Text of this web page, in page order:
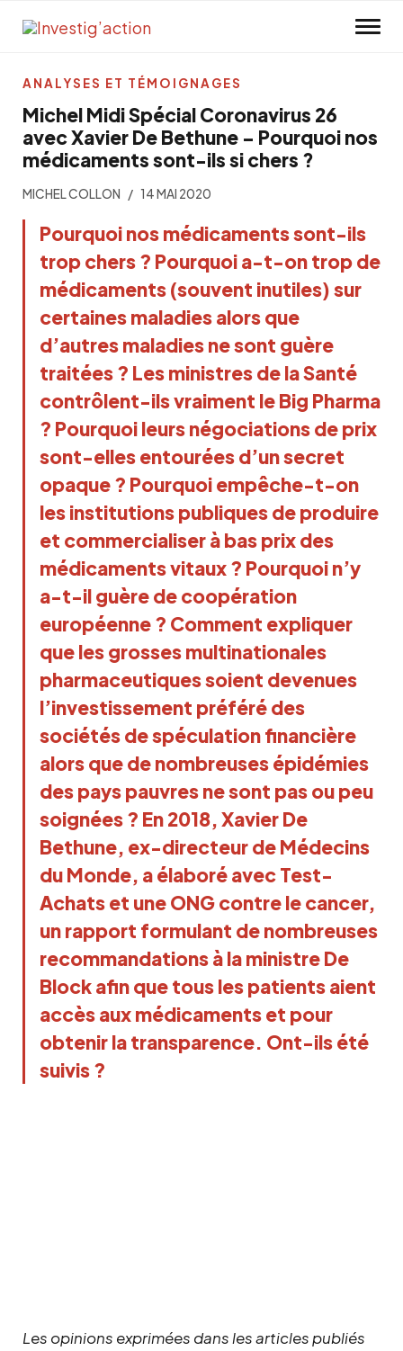
Michel Midi Spécial Coronavirus 26
avec Xavier De Bethune – Pourquoi nos
médicaments sont-ils si chers ?
MICHEL COLLON 14 MAI 2020
Pourquoi nos médicaments sont-ils
trop chers ? Pourquoi a-t-on trop de
médicaments (souvent inutiles) sur
certaines maladies alors que
d’autres maladies ne sont guère
traitées ? Les ministres de la Santé
contrôlent-ils vraiment le Big Pharma
? Pourquoi leurs négociations de prix
sont-elles entourées d’un secret
opaque ? Pourquoi empêche-t-on
les institutions publiques de produire
et commercialiser à bas prix des
médicaments vitaux ? Pourquoi n’y
a-t-il guère de coopération
européenne ? Comment expliquer
que les grosses multinationales
pharmaceutiques soient devenues
l’investissement préféré des
sociétés de spéculation financière
alors que de nombreuses épidémies
des pays pauvres ne sont pas ou peu
soignées ? En 2018, Xavier De
Bethune, ex-directeur de Médecins
du Monde, a élaboré avec Test-
Achats et une ONG contre le cancer,
un rapport formulant de nombreuses
recommandations à la ministre De
Block afin que tous les patients aient
accès aux médicaments et pour
obtenir la transparence. Ont-ils été
suivis ?
ANALYSES ET TÉMOIGNAGES
Les opinions exprimées dans les articles publiés